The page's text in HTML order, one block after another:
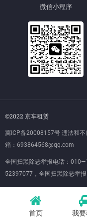
微信小程序
©2022 京车租赁
冀ICP备20008157号 违法和
箱：693864568@qq.com
全国扫黑除恶举报电话：
52397077，全国扫黑除恶举报
首页 我